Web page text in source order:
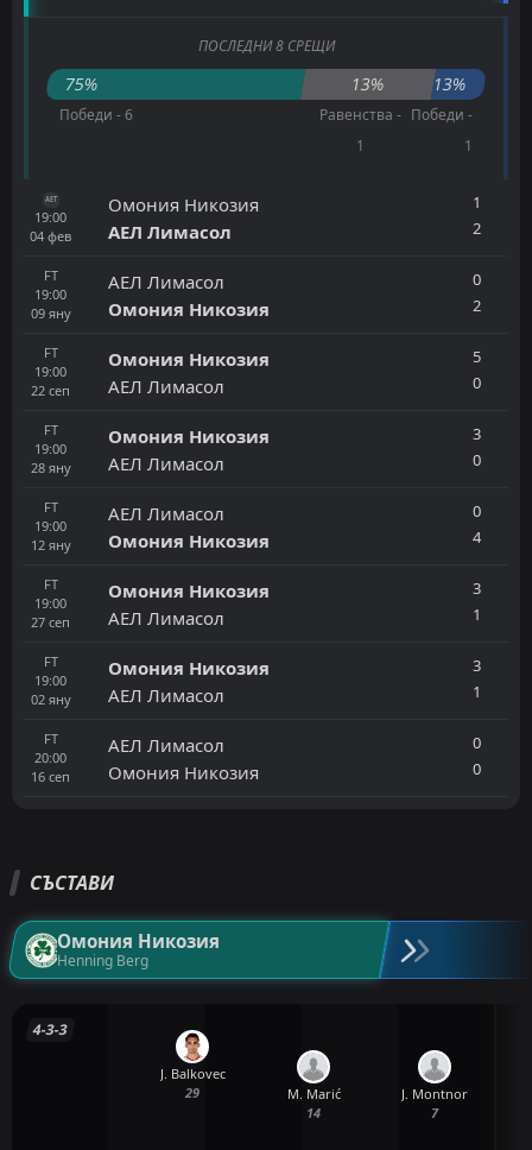
ПОСЛЕДНИ 8 СРЕЩИ
75% 13% 13%
Победи - 6
Равенства -
1
Победи -
1
AET
19:00
04 фев
Омония Никозия
АЕЛ Лимасол
1
2
FT
19:00
09 яну
АЕЛ Лимасол
Омония Никозия
0
2
FT
19:00
22 сеп
Омония Никозия
АЕЛ Лимасол
5
0
FT
19:00
28 яну
Омония Никозия
АЕЛ Лимасол
3
0
FT
19:00
12 яну
АЕЛ Лимасол
Омония Никозия
0
4
FT
19:00
27 сеп
Омония Никозия
АЕЛ Лимасол
3
1
FT
19:00
02 яну
Омония Никозия
АЕЛ Лимасол
3
1
FT
20:00
16 сеп
АЕЛ Лимасол
Омония Никозия
0
0
СЪСТАВИ
Омония Никозия
Henning Berg
4-3-3
J. Balkovec
29
M. Marić
14
J. Montnor
7